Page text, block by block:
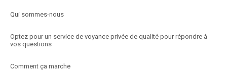
Qui sommes-nous
Optez pour un service de voyance privée de qualité pour répondre à
vos questions
Comment ça marche